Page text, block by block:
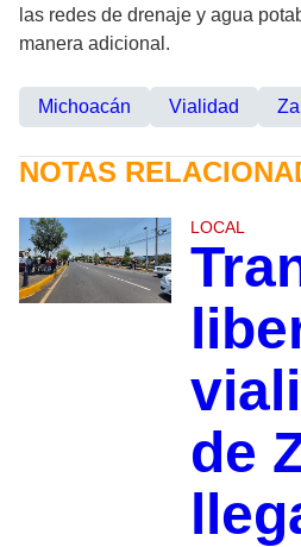
las redes de drenaje y agua
manera adicional.
Michoacán Vialidad
NOTAS
LOCAL
de